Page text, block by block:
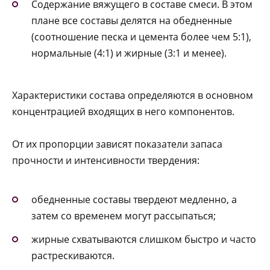
Содержание вяжущего в составе смеси. В этом
плане все составы делятся на обедненные
(соотношение песка и цемента более чем 5:1),
нормальные (4:1) и жирные (3:1 и менее).
Характеристики состава определяются в основном
концентрацией входящих в него компонентов.
От их пропорции зависят показатели запаса
прочности и интенсивности твердения:
обедненные составы твердеют медленно, а
затем со временем могут рассыпаться;
жирные схватываются слишком быстро и часто
растрескиваются.